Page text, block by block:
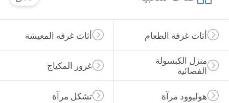
أثاث غرفة المعيشة أثاث غرفة الطعام
غرور المكياج
منزل الكبسولة
الفضائية
تشكل مرآة هوليوود مرآة